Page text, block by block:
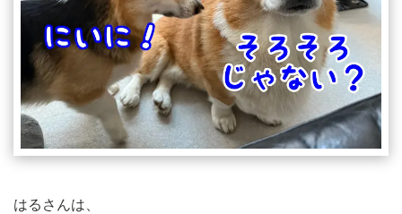
はるさんは、